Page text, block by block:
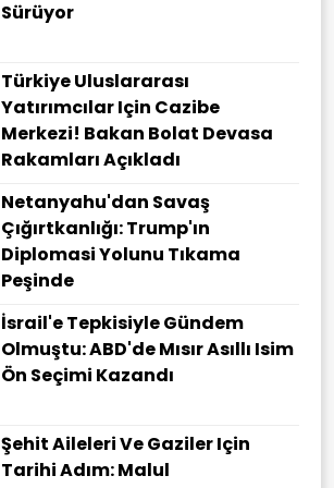
Sürüyor
Türkiye Uluslararası
Yatırımcılar Için Cazibe
Merkezi! Bakan Bolat Devasa
Rakamları Açıkladı
Netanyahu'dan Savaş
Çığırtkanlığı: Trump'ın
Diplomasi Yolunu Tıkama
Peşinde
İsrail'e Tepkisiyle Gündem
Olmuştu: ABD'de Mısır Asıllı Isim
Ön Seçimi Kazandı
Şehit Aileleri Ve Gaziler Için
Tarihi Adım: Malul